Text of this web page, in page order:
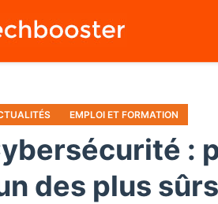
EMPLOI ET FORMATION
:
des plus